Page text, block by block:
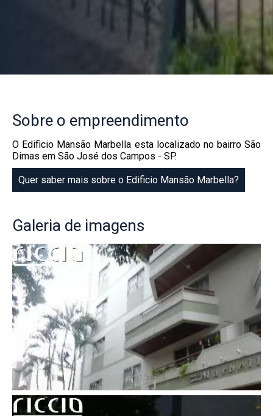
Sobre o empreendimento
O Edificio Mansão Marbella esta localizado no bairro São
Dimas em São José dos Campos - SP.
Quer saber mais sobre o Edificio Mansão Marbella?
Galeria de imagens